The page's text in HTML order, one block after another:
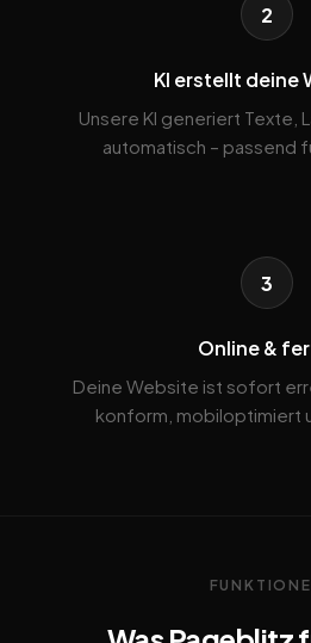
2
KI erstellt deine
Unsere KI generiert Texte,
automatisch – passend
3
Online &
Deine Website ist sofort
konform, mobiloptimiert